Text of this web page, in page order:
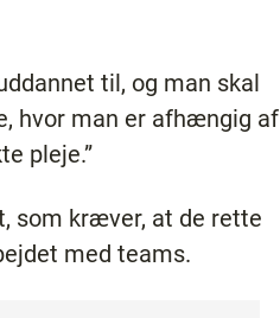
til, og man skal
hvor man er afhængig af
pleje.”
som kræver, at de rette
med teams.